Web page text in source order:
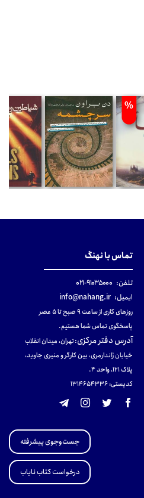
%
تماس با نهنگ
تلفن: ۹۱۰۳۵۰۰۰-۰۲۱
ایمیل: info@nahang.ir
روزهای کاری از ساعت ۹ صبح تا ۵ عصر
پاسخگوی تماس شما هستیم.
آدرس دفتر مرکزی:تهران، میدان انقلاب
خیابان ژاندارمری، بین کارگر و منیری جاوید،
پلاک 121، واحد ۴.
کدپستی: 131465433۶
جست‌وجوی پیشرفته
درخواست کتاب نایاب